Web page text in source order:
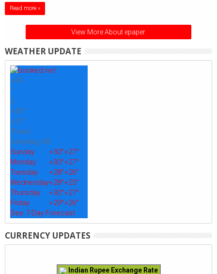
Read more »
View More About epaper
WEATHER UPDATE
+29
°
C
+30°
+27°
Thane
Saturday, 08
Sunday
+30°+27°
Monday
+30°+27°
Tuesday
+28°+26°
Wednesday+28°+25°
Thursday
+30°+27°
Friday
+29°+26°
See 7-Day Forecast
CURRENCY UPDATES
Indian Rupee Exchange Rate